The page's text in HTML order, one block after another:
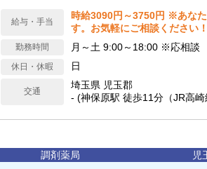
給与・手当
時給3090円～3750円 ※あな
す。お気軽にご相談ください！
勤務時間 月～土 9:00～18:00 ※応相談
休日・休暇 日
交通
埼玉県 児玉郡
- (神保原駅 徒歩11分（JR高崎
調剤薬局 児